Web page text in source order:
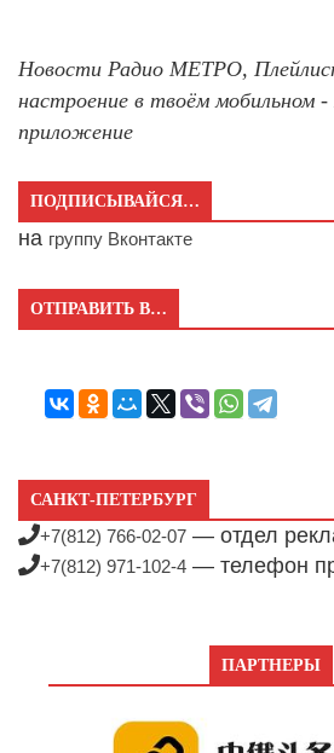
Новости Радио МЕТРО,
настроение в твоём мобильном
приложение
ПОДПИСЫВАЙСЯ…
на группу Вконтакте
ОТПРАВИТЬ В…
САНКТ-ПЕТЕРБУРГ
+7(812) 766-02-07 — отдел
+7(812) 971-102-4 — телефон
ПАРТНЕРЫ